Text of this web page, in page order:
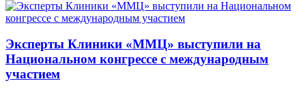
Эксперты Клиники «ММЦ» выступили на
Национальном конгрессе с международным
участием